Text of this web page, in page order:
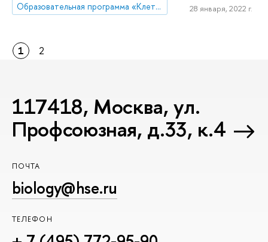
Образовательная программа «Клеточная и молекулярная биотехнология»
28 января, 2022 г.
1 2
117418, Москва, ул.
Профсоюзная, д.33, к.4
ПОЧТА
biology@hse.ru
ТЕЛЕФОН